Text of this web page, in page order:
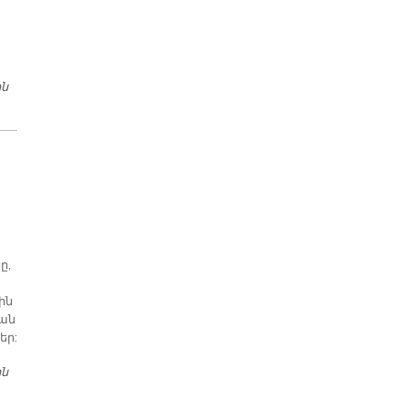
ԻՄԱՑԱԿԱՆ ԽԱՒԱՐ
ԽՈՐՀՐԴԱՅԻՆ ՄԻՈՒԹԻՒՆ՝ ՈՒՐ ԽՕՍՔԸ ԽՕՍՔՈՎ «ԱԶԱՏ» ԷՐ